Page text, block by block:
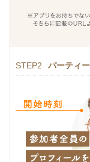
STEP2 パーティ